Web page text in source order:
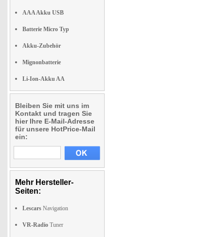
AAA Akku USB
Batterie Micro Typ
Akku-Zubehör
Mignonbatterie
Li-Ion-Akku AA
Bleiben Sie mit uns im
Kontakt und tragen Sie
hier Ihre E-Mail-Adresse
für unsere HotPrice-Mail
ein:
Mehr Hersteller-
Seiten:
Lescars Navigation
VR-Radio Tuner